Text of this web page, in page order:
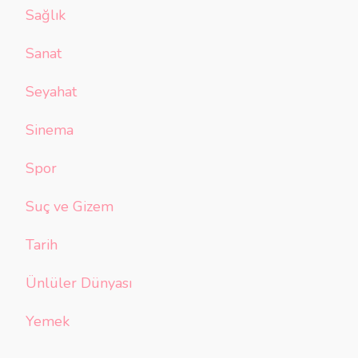
Sağlık
Sanat
Seyahat
Sinema
Spor
Suç ve Gizem
Tarih
Ünlüler Dünyası
Yemek